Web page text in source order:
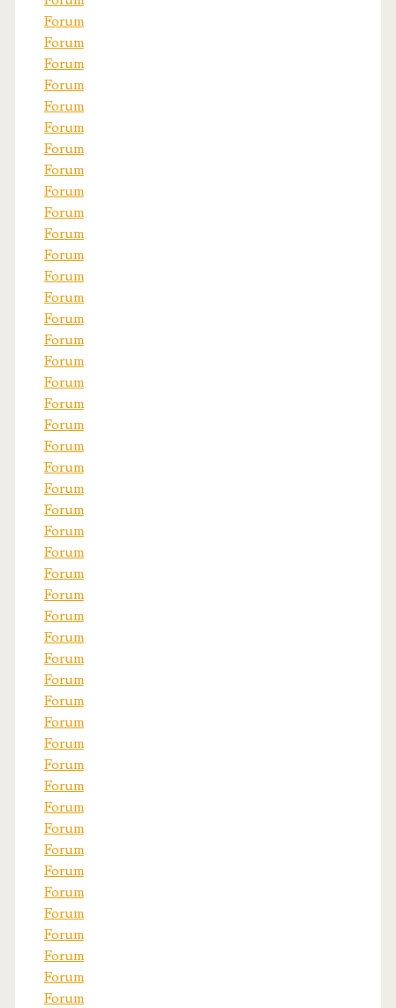
Forum
Forum
Forum
Forum
Forum
Forum
Forum
Forum
Forum
Forum
Forum
Forum
Forum
Forum
Forum
Forum
Forum
Forum
Forum
Forum
Forum
Forum
Forum
Forum
Forum
Forum
Forum
Forum
Forum
Forum
Forum
Forum
Forum
Forum
Forum
Forum
Forum
Forum
Forum
Forum
Forum
Forum
Forum
Forum
Forum
Forum
Forum